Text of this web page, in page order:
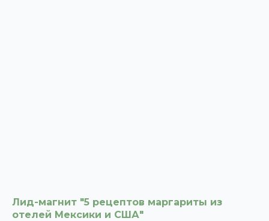
Лид-магнит "5 рецептов маргариты из
отелей Мексики и США"